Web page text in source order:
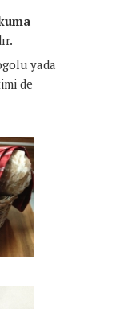
yada
de